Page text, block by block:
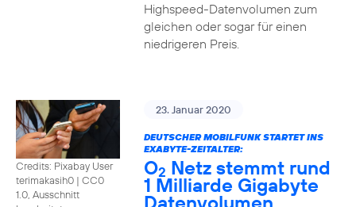
Highspeed-Datenvolumen zum
gleichen oder sogar für einen
niedrigeren Preis.
Credits: Pixabay User
terimakasih0 | CC0
1.0, Ausschnitt
23. Januar 2020
DEUTSCHER MOBILFUNK STARTET INS
EXABYTE-ZEITALTER:
O2 Netz stemmt rund
1 Milliarde Gigabyte
Datenvolumen